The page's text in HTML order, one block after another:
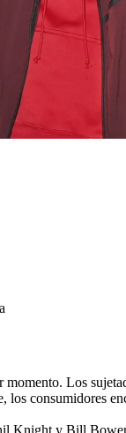
momento. Los
consumidores